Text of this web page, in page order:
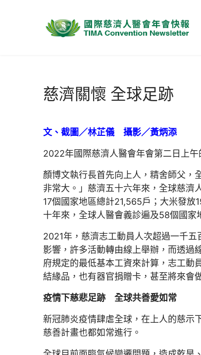
慈濟關懷 全球足跡
文、截圖／林芷儀 攝影／黃炳添
2022年國際慈濟人醫會年會第二日上
顏博文執行長首先向上人，精舍師父，
非常大。」慈濟五十六年來，全球慈濟
17個國家地區總計21,565戶；大米發
十年來，全球人醫會義診遍及58個國家
2021年，慈濟志工動員人次超過一千
影響，許多活動轉由線上舉辦，而透過
府規定的最低基本工資來計算，志工動
結緣品，也有器官捐贈卡，甚至將來會
疫情下慈悲足跡 全球共善愛如常
新冠肺炎疫情肆虐全球，在上人的慈示
慈善計畫也都如常進行。